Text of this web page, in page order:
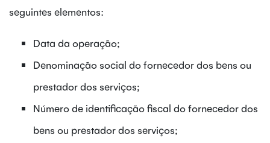
seguintes elementos:
Data da operação;
Denominação social do fornecedor dos bens ou
prestador dos serviços;
Número de identificação fiscal do fornecedor dos
bens ou prestador dos serviços;